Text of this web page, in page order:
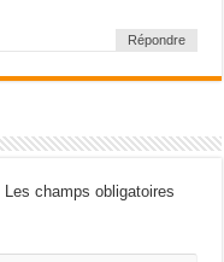
Répondre
Les champs obligatoires